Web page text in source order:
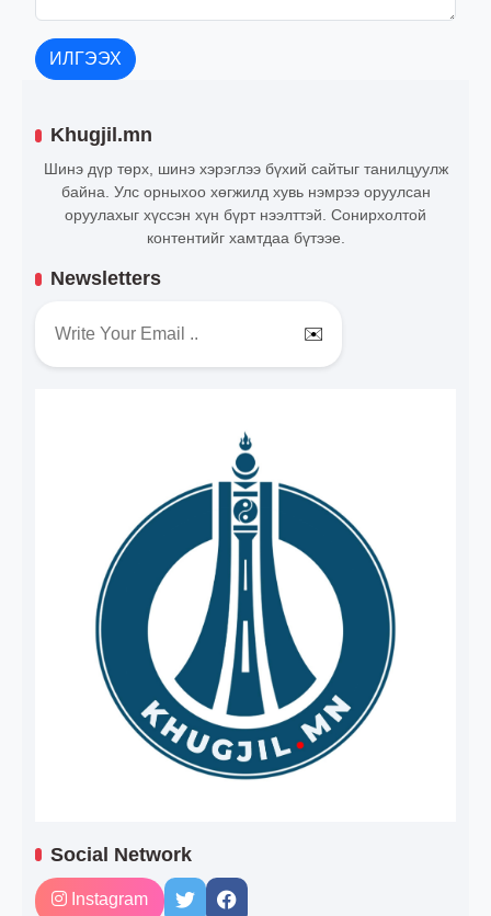
ИЛГЭЭХ
Khugjil.mn
Шинэ дүр төрх, шинэ хэрэглээ бүхий сайтыг танилцуулж
байна. Улс орныхоо хөгжилд хувь нэмрээ оруулсан
оруулахыг хүссэн хүн бүрт нээлттэй. Сонирхолтой
контентийг хамтдаа бүтээе.
Newsletters
✉️
Social Network
Instagram